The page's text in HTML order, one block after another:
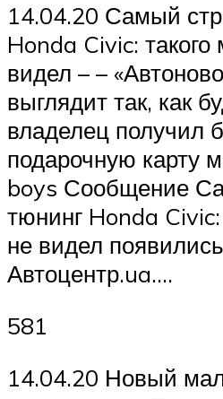
14.04.20 Самый
Honda Civic:
видел – –
выглядит так, как
владелец получил
подарочную карту
boys Сообщение
тюнинг Honda
не видел
Автоцентр.ua….
581
14.04.20 Новый